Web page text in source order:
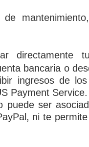
directamente
bancaria o
ingresos de
Payment Service.
puede ser
ni te